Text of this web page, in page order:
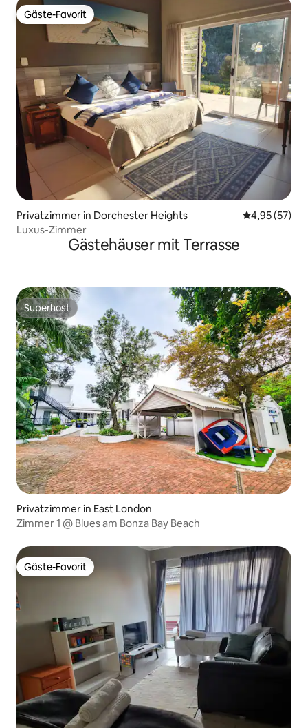
Gäste-Favorit
Gäste-Favorit
Privatzimmer in Dorchester Heights
4,95 (57)
Luxus-Zimmer
Gästehäuser mit Terrasse
Superhost
Superhost
Privatzimmer in East London
Zimmer 1 @ Blues am Bonza Bay Beach
Gäste-Favorit
Gäste-Favorit